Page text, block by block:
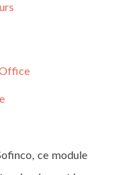
ce module